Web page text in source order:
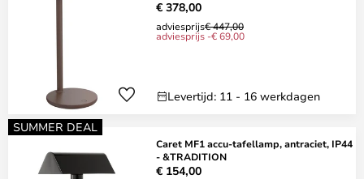
€ 378,00
adviesprijs€ 447,00
adviesprijs -€ 69,00
Levertijd: 11 - 16 werkdagen
SUMMER DEAL
Caret MF1 accu-tafellamp, antraciet, IP44
- &TRADITION
€ 154,00